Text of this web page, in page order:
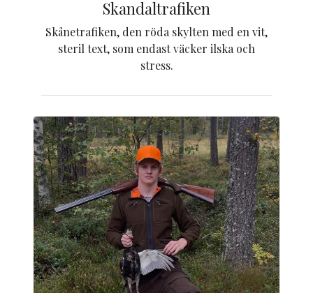
Skandaltrafiken
Skånetrafiken, den röda skylten med en vit,
steril text, som endast väcker ilska och
stress.